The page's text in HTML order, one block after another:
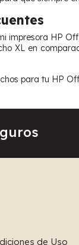
impresora HP
XL en
para tu HP
de Uso